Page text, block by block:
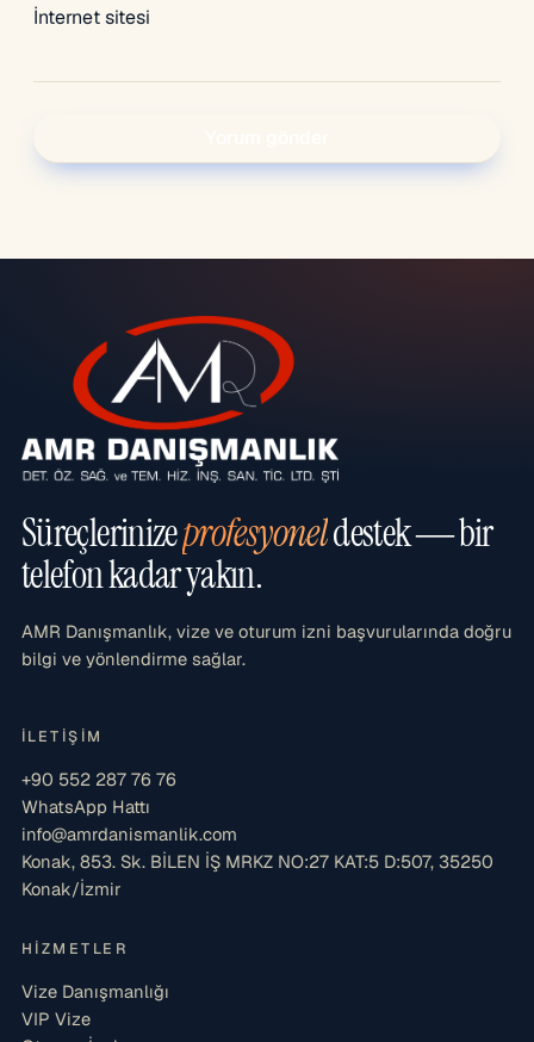
İnternet sitesi
Süreçlerinizeprofesyoneldestek — bir
telefon kadar yakın.
AMR Danışmanlık, vize ve oturum izni başvurularında doğru
bilgi ve yönlendirme sağlar.
İLETIŞIM
+90 552 287 76 76
WhatsApp Hattı
info@amrdanismanlik.com
Konak, 853. Sk. BİLEN İŞ MRKZ NO:27 KAT:5 D:507, 35250
Konak/İzmir
HIZMETLER
Vize Danışmanlığı
VIP Vize